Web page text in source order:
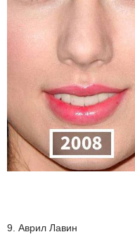
9. Аврил Лавин